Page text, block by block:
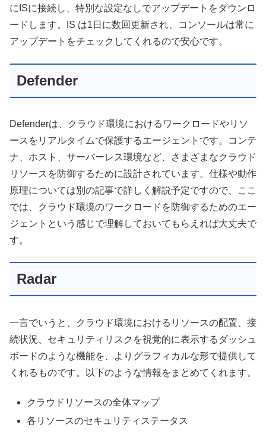
にISに接続し、特別な設定なしでアップデートをダウンロ
ードします。IS は1日に数回更新され、コンソールは常に
アップデートをチェックしてくれるので安心です。
Defender
Defenderは、クラウド環境におけるワークロードやリソ
ースをリアルタイムで保護するエージェントです。コンテ
ナ、ホスト、サーバーレス環境など、さまざまなクラウド
リソースを防御するために設計されています。仕様や動作
原理については別の記事で詳しく解説予定ですので、ここ
では、クラウド環境のワークロードを防御するためのエー
ジェントという感じで理解しておいてもらえれば大丈夫で
す。
Radar
一言でいうと、クラウド環境におけるリソースの配置、接
続状況、セキュリティリスクを視覚的に表示するダッシュ
ボードのような機能を、よりグラフィカルな形で提供して
くれるものです。以下のような情報をまとめてくれます。
クラウドリソースの全体マップ
各リソースのセキュリティステータス